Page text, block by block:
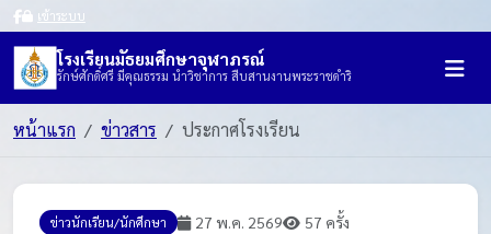
เข้าระบบ
โรงเรียนมัธยมศึกษาจุฬาภรณ์
รักษ์ศักดิ์ศรี มีคุณธรรม นำวิชาการ สืบสานงานพระราชดำริ
หน้าแรก ข่าวสาร ประกาศโรงเรียน
ข่าวนักเรียน/นักศึกษา 27 พ.ค. 2569 57 ครั้ง